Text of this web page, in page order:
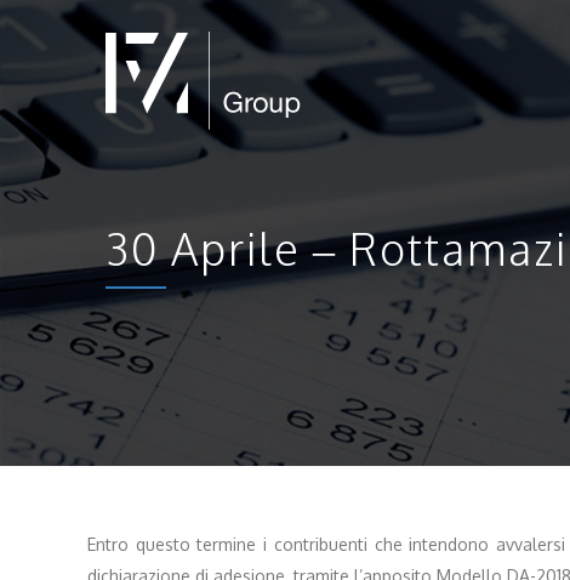
30 Aprile –
Entro questo termine i contribuenti che intendono
dichiarazione di adesione, tramite l’apposito Modello DA-